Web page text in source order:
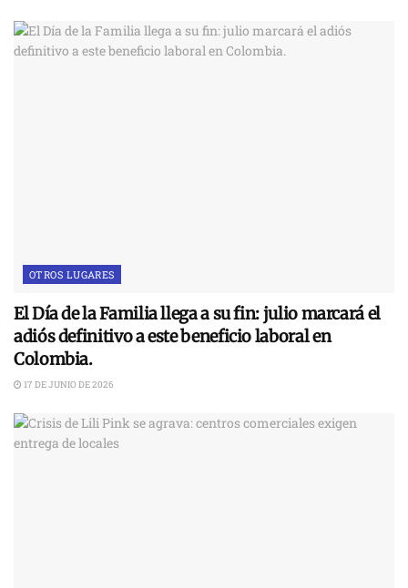
OTROS LUGARES
El Día de la Familia llega a su fin: julio marcará el
adiós definitivo a este beneficio laboral en
Colombia.
17 DE JUNIO DE 2026